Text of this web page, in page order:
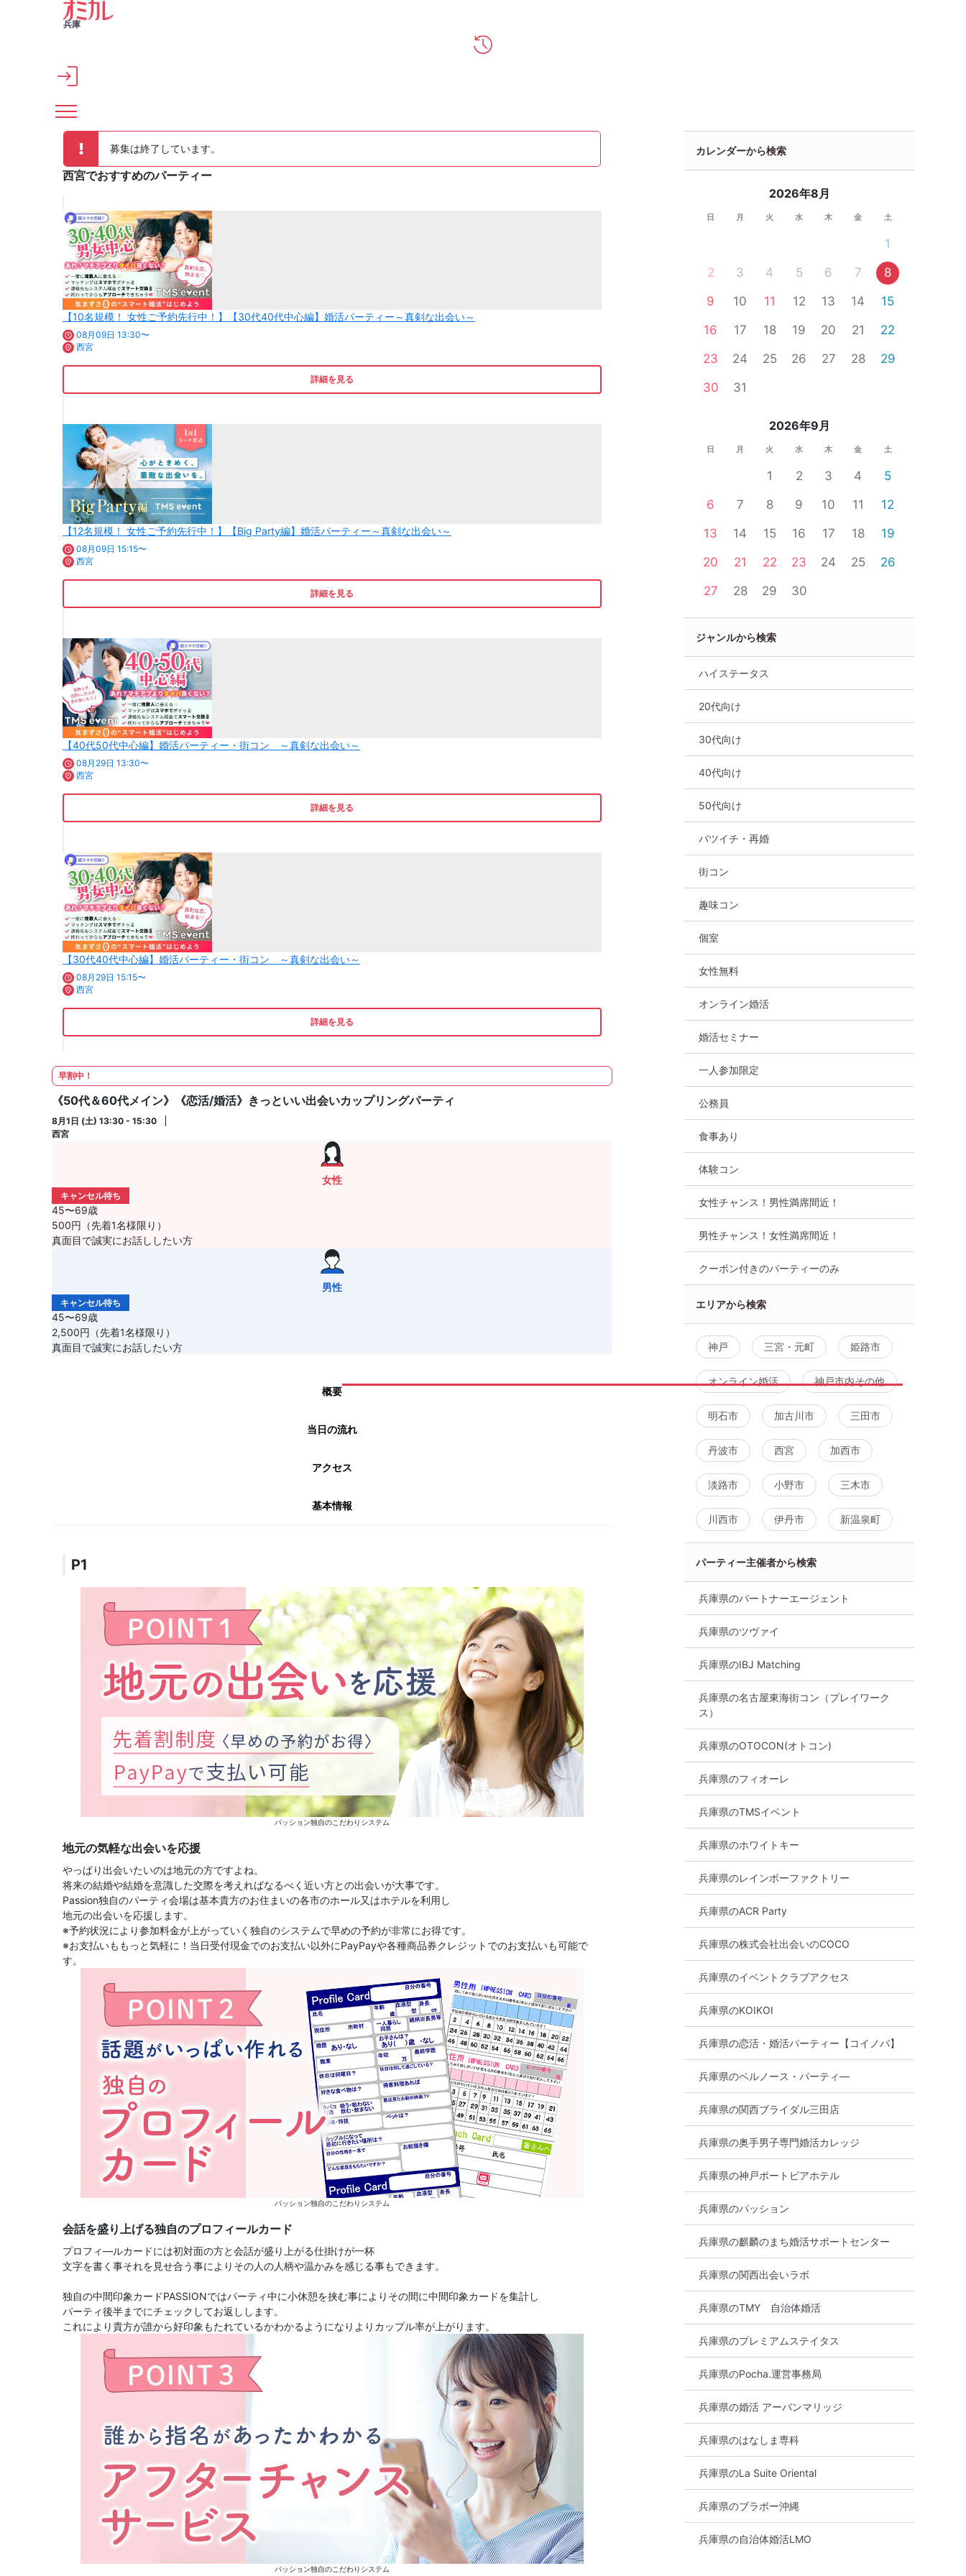
メインコンテンツへスキップ
兵庫
募集は終了しています。
西宮でおすすめのパーティー
【10名規模！ 女性ご予約先行中！】【30代40代中心編】婚活パーティー～真剣な出会い～
08月09日 13:30〜
西宮
詳細を見る
【12名規模！ 女性ご予約先行中！】【Big Party編】婚活パーティー～真剣な出会い～
08月09日 15:15〜
西宮
詳細を見る
【40代50代中心編】婚活パーティー・街コン ～真剣な出会い～
08月29日 13:30〜
西宮
詳細を見る
【30代40代中心編】婚活パーティー・街コン ～真剣な出会い～
08月29日 15:15〜
西宮
詳細を見る
早割中！
《50代＆60代メイン》《恋活/婚活》きっといい出会いカップリングパーティ
8月1日 (土) 13:30 - 15:30
西宮
女性
キャンセル待ち
45〜69歳
500円（先着1名様限り）
真面目で誠実にお話ししたい方
男性
キャンセル待ち
45〜69歳
2,500円（先着1名様限り）
真面目で誠実にお話したい方
概要
当日の流れ
アクセス
基本情報
P1
パッション独自のこだわりシステム
地元の気軽な出会いを応援
やっぱり出会いたいのは地元の方ですよね。
将来の結婚や結婚を意識した交際を考えればなるべく近い方との出会いが大事です。
Passion独自のパーティ会場は基本貴方のお住まいの各市のホール又はホテルを利用し
地元の出会いを応援します。
※予約状況により参加料金が上がっていく独自のシステムで早めの予約が非常にお得です。
※お支払いももっと気軽に！当日受付現金でのお支払い以外にPayPayや各種商品券クレジットでのお支払いも可能で
す。
パッション独自のこだわりシステム
会話を盛り上げる独自のプロフィールカード
プロフィ―ルカードには初対面の方と会話が盛り上がる仕掛けが一杯
文字を書く事それを見せ合う事によりその人の人柄や温かみを感じる事もできます。
独自の中間印象カードPASSIONではパーティ中に小休憩を挟む事によりその間に中間印象カードを集計し
パーティ後半までにチェックしてお返しします。
これにより貴方が誰から好印象もたれているかわかるようになりよりカップル率が上がります。
パッション独自のこだわりシステム
カレンダーから検索
2026年8月
日 月 火 水 木 金 土
1
2
3 4 5 6 7
8
9
10 11 12 13 14
15
16
17 18 19 20 21
22
23
24 25 26 27 28
29
30
31
2026年9月
日 月 火 水 木 金 土
1 2 3 4
5
6
7 8 9 10 11
12
13
14 15 16 17 18
19
20
21 22 23 24 25
26
27
28 29 30
ジャンルから検索
ハイステータス
20代向け
30代向け
40代向け
50代向け
バツイチ・再婚
街コン
趣味コン
個室
女性無料
オンライン婚活
婚活セミナー
一人参加限定
公務員
食事あり
体験コン
女性チャンス！男性満席間近！
男性チャンス！女性満席間近！
クーポン付きのパーティーのみ
エリアから検索
神戸 三宮・元町 姫路市
オンライン婚活 神戸市内その他
明石市 加古川市 三田市
丹波市 西宮 加西市
淡路市 小野市 三木市
川西市 伊丹市 新温泉町
パーティー主催者から検索
兵庫県のパートナーエージェント
兵庫県のツヴァイ
兵庫県のIBJ Matching
兵庫県の名古屋東海街コン（プレイワーク
ス）
兵庫県のOTOCON(オトコン)
兵庫県のフィオーレ
兵庫県のTMSイベント
兵庫県のホワイトキー
兵庫県のレインボーファクトリー
兵庫県のACR Party
兵庫県の株式会社出会いのCOCO
兵庫県のイベントクラブアクセス
兵庫県のKOIKOI
兵庫県の恋活・婚活パーティー【コイノバ】
兵庫県のベルノース・パーティ―
兵庫県の関西ブライダル三田店
兵庫県の奥手男子専門婚活カレッジ
兵庫県の神戸ポートピアホテル
兵庫県のパッション
兵庫県の麒麟のまち婚活サポートセンター
兵庫県の関西出会いラボ
兵庫県のTMY 自治体婚活
兵庫県のプレミアムステイタス
兵庫県のPocha.運営事務局
兵庫県の婚活 アーバンマリッジ
兵庫県のはなしま専科
兵庫県のLa Suite Oriental
兵庫県のブラボー沖縄
兵庫県の自治体婚活LMO